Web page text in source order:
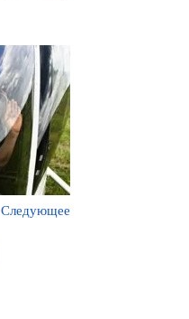
Следующее